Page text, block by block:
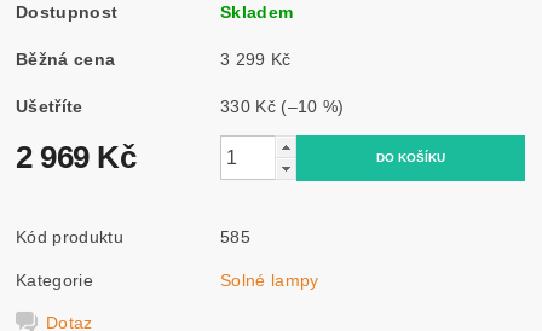
Dostupnost Skladem
Běžná cena 3 299 Kč
Ušetříte 330 Kč (–10 %)
2 969 Kč
Kód produktu 585
Kategorie Solné lampy
Dotaz